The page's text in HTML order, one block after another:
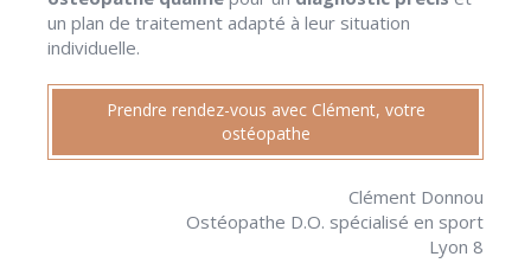
un plan de traitement adapté à leur situation
individuelle.
Prendre rendez-vous avec Clément, votre
ostéopathe
Clément Donnou
Ostéopathe D.O. spécialisé en sport
Lyon 8